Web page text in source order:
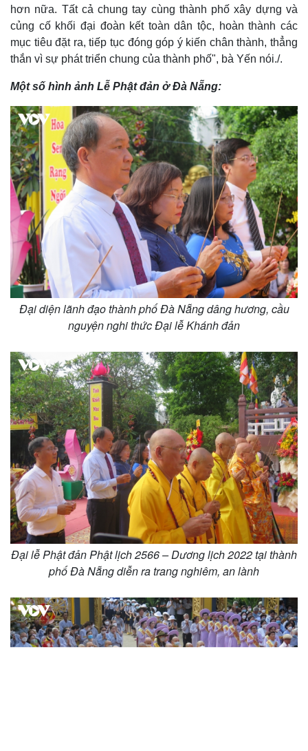
hơn nữa. Tất cả chung tay cùng thành phố xây dựng và
củng cố khối đại đoàn kết toàn dân tộc, hoàn thành các
mục tiêu đặt ra, tiếp tục đóng góp ý kiến chân thành, thẳng
thắn vì sự phát triển chung của thành phố", bà Yến nói./.
Một số hình ảnh Lễ Phật đản ở Đà Nẵng:
Đại diện lãnh đạo thành phố Đà Nẵng dâng hương, cầu
nguyện nghi thức Đại lễ Khánh đản
Đại lễ Phật đản Phật lịch 2566 – Dương lịch 2022 tại thành
phố Đà Nẵng diễn ra trang nghiêm, an lành